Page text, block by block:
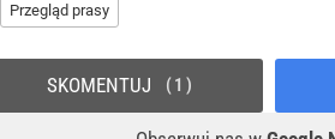
Przegląd prasy
SKOMENTUJ 1